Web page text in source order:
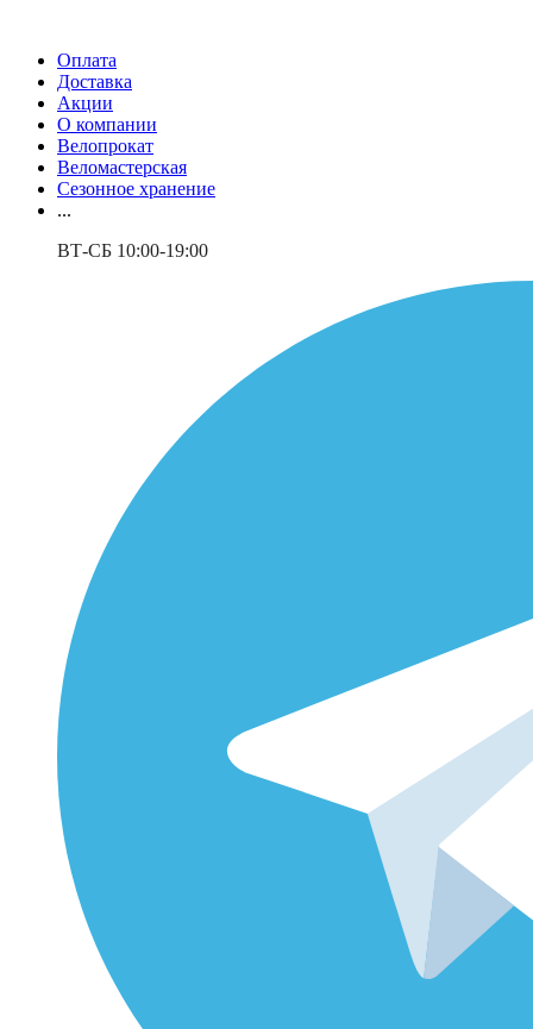
Оплата
Доставка
Акции
О компании
Велопрокат
Веломастерская
Сезонное хранение
...
ВТ-СБ 10:00-19:00